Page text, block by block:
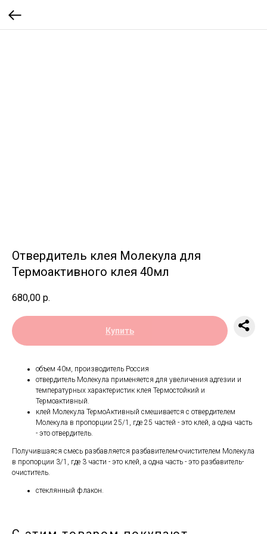
Отвердитель клея Молекула для
Термоактивного клея 40мл
680,00 р.
Купить
объем 40м, производитель Россия
отвердитель Молекула применяется для увеличения адгезии и
температурных характеристик клея Термостойкий и
Термоактивный.
клей Молекула ТермоАктивный смешивается с отвердителем
Молекула в пропорции 25/1, где 25 частей - это клей, а одна часть
- это отвердитель.
Получившаяся смесь разбавляется разбавителем-очистителем Молекула
в пропорции 3/1, где 3 части - это клей, а одна часть - это разбавитель-
очиститель.
стеклянный флакон.